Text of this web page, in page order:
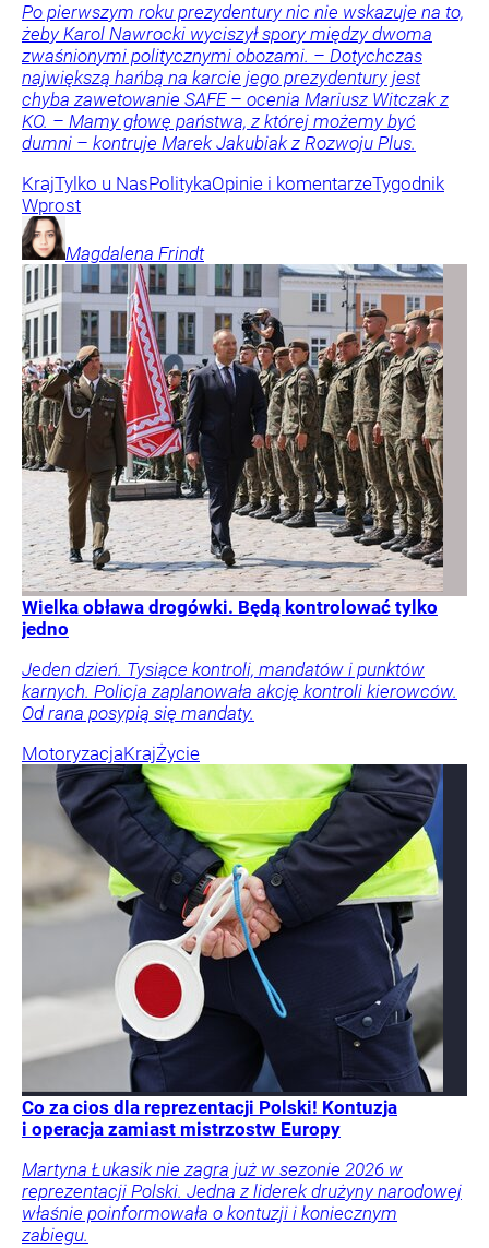
Po pierwszym roku prezydentury nic nie wskazuje na to,
żeby Karol Nawrocki wyciszył spory między dwoma
zwaśnionymi politycznymi obozami. – Dotychczas
największą hańbą na karcie jego prezydentury jest
chyba zawetowanie SAFE – ocenia Mariusz Witczak z
KO. – Mamy głowę państwa, z której możemy być
dumni – kontruje Marek Jakubiak z Rozwoju Plus.
KrajTylko u NasPolitykaOpinie i komentarzeTygodnik
Wprost
Magdalena Frindt
Wielka obława drogówki. Będą kontrolować tylko
jedno
Jeden dzień. Tysiące kontroli, mandatów i punktów
karnych. Policja zaplanowała akcję kontroli kierowców.
Od rana posypią się mandaty.
MotoryzacjaKrajŻycie
Co za cios dla reprezentacji Polski! Kontuzja
i operacja zamiast mistrzostw Europy
Martyna Łukasik nie zagra już w sezonie 2026 w
reprezentacji Polski. Jedna z liderek drużyny narodowej
właśnie poinformowała o kontuzji i koniecznym
zabiegu.